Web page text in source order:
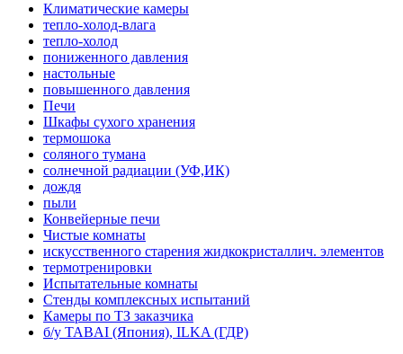
Климатические камеры
тепло-холод-влага
тепло-холод
пониженного давления
настольные
повышенного давления
Печи
Шкафы сухого хранения
термошока
соляного тумана
солнечной радиации (УФ,ИК)
дождя
пыли
Конвейерные печи
Чистые комнаты
искусственного старения жидкокристаллич. элементов
термотренировки
Испытательные комнаты
Стенды комплексных испытаний
Камеры по ТЗ заказчика
б/у TABAI (Япония), ILKA (ГДР)